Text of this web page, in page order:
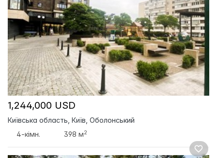
1,244,000 USD
Київська область, Київ, Оболонський
4-кімн.
398 м2